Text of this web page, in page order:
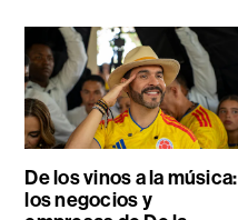
De los vinos a la música:
los negocios y